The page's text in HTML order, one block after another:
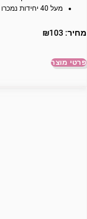
מעל 40 יחידות נמכרו
מחיר: ₪103
פרטי מוצר